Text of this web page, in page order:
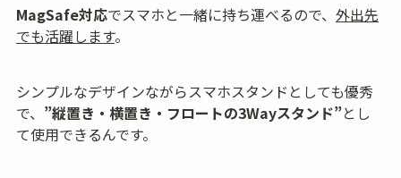
MagSafe対応でスマホと一緒に持ち運べるので、外出先
でも活躍します。
シンプルなデザインながらスマホスタンドとしても優秀
で、 ”縦置き・横置き・フロートの3Wayスタンド”とし
て使用できるんです。